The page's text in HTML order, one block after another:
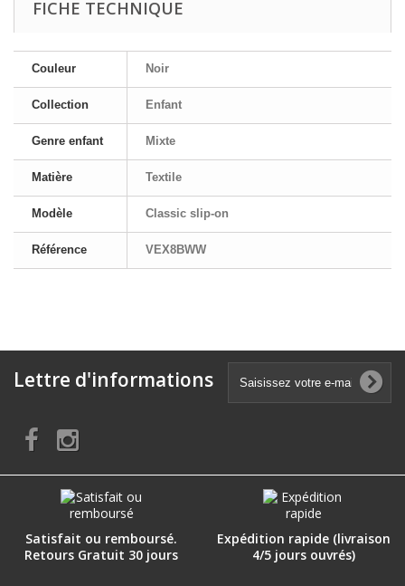
FICHE TECHNIQUE
Couleur Noir
Collection Enfant
Genre enfant Mixte
Matière Textile
Modèle Classic slip-on
Référence VEX8BWW
Lettre d'informations
Satisfait ou remboursé.
Retours Gratuit 30 jours
Expédition rapide (livraison
4/5 jours ouvrés)